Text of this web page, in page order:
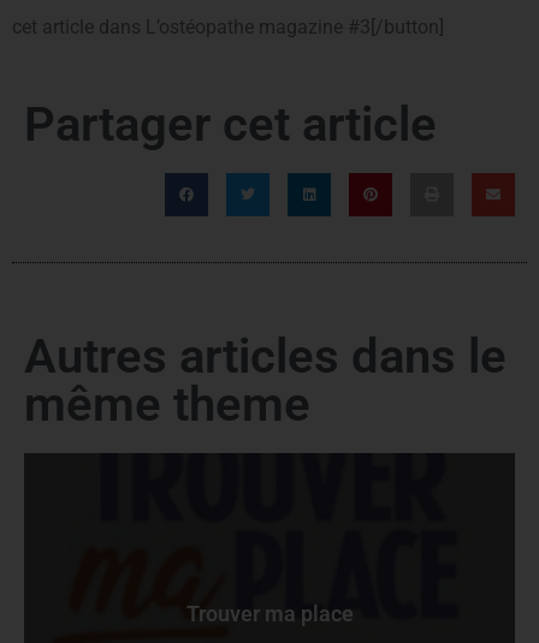
cet article dans L’ostéopathe magazine #3[/button]
Partager cet article
Autres articles dans le
même theme
Trouver ma place